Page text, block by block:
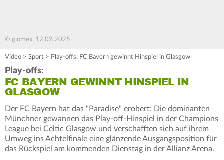
© glomex, 12.02.2025
Video > Sport > Play-offs: FC Bayern gewinnt Hinspiel in Glasgow
Play-offs:
FC BAYERN GEWINNT HINSPIEL IN
GLASGOW
Der FC Bayern hat das "Paradise" erobert: Die dominanten
Münchner gewannen das Play-off-Hinspiel in der Champions
League bei Celtic Glasgow und verschafften sich auf ihrem
Umweg ins Achtelfinale eine glänzende Ausgangsposition für
das Rückspiel am kommenden Dienstag in der Allianz Arena.